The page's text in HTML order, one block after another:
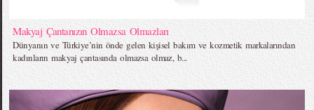
Makyaj Çantanızın Olmazsa Olmazları
Dünyanın ve Türkiye’nin önde gelen kişisel bakım ve kozmetik markalarından
kadınların makyaj çantasında olmazsa olmaz, b...